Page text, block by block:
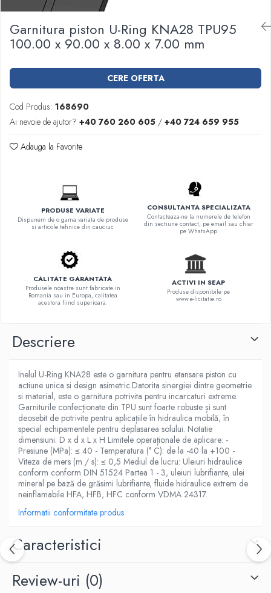
Garnituri racord filetat
Garnituri tip flanse
Pentru etansari cu gauri de trecere a
86071
Pentru flanse plate cu umar (RF) conform
DIN 2690
Garnitura piston U-Ring KNA28 TPU95
100.00 x 90.00 x 8.00 x 7.00 mm
CERE OFERTA
Cod Produs: 168690
Ai nevoie de ajutor? +40 760 260 605 / +40 724 659 955
Adauga la Favorite
PRODUSE VARIATE
Dispunem de o gama variata de produse
si articole tehnice din cauciuc
CONSULTANTA SPECIALIZATA
Contacteaza-ne la numerele de telefon
din sectiune contact, pe email sau chiar
pe WhatsApp
CALITATE GARANTATA
Produsele noastre sunt fabricate in
Romania sau in Europa, calitatea
acestora fiind superioara.
ACTIVI IN SEAP
Produse disponibile pe
www.e-licitatie.ro
Descriere
Inelul U-Ring KNA28 este o garnitura pentru etansare piston cu
actiune unica si design asimetric.Datorita sinergiei dintre geometrie
si material, este o garnitura potrivita pentru incarcaturi extreme.
Garniturile confecționate din TPU sunt foarte robuste și sunt
deosebit de potrivite pentru aplicațiile în hidraulica mobilă, în
special echipamentele pentru deplasarea solului. Notatie
dimensiuni: D x d x L x H Limitele operaționale de aplicare: -
Presiune (MPa): ≤ 40 - Temperatura (° C): de la -40 la +100 -
Viteza de mers (m / s): ≤ 0,5 Mediul de lucru: Uleiuri hidraulice
conform conform DIN 51524 Partea 1 - 3, uleiuri lubrifiante, ulei
mineral pe bază de grăsimi lubrifiante, fluide hidraulice extrem de
neinflamabile HFA, HFB, HFC conform VDMA 24317.
Informatii conformitate produs
Caracteristici
Review-uri (0)